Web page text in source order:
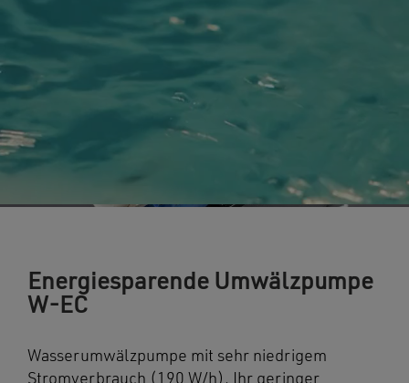
Energiesparende Umwälzpumpe
W-EC
Wasserumwälzpumpe mit sehr niedrigem
Stromverbrauch (190 W/h). Ihr geringer